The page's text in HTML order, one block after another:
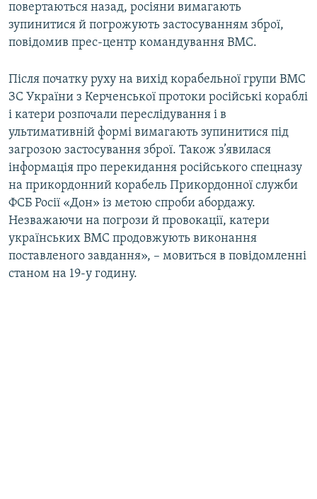
повертаються назад, росіяни вимагають
зупинитися й погрожують застосуванням зброї,
повідомив прес-центр командування ВМС.
Після початку руху на вихід корабельної групи ВМС
ЗС України з Керченської протоки російські кораблі
і катери розпочали переслідування і в
ультимативній формі вимагають зупинитися під
загрозою застосування зброї. Також з’явилася
інформація про перекидання російського спецназу
на прикордонний корабель Прикордонної служби
ФСБ Росії «Дон» із метою спроби абордажу.
Незважаючи на погрози й провокації, катери
українських ВМС продовжують виконання
поставленого завдання», – мовиться в повідомленні
станом на 19-у годину.